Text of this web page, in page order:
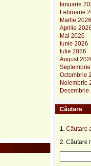
Ianuarie
Februarie
Martie 2026
Aprilie 2026
Mai 2026
Iunie 2026
Iulie 2026
August
Octombrie
Noiembrie
Decembrie
Căutare
1. Căutare
2. Căutare